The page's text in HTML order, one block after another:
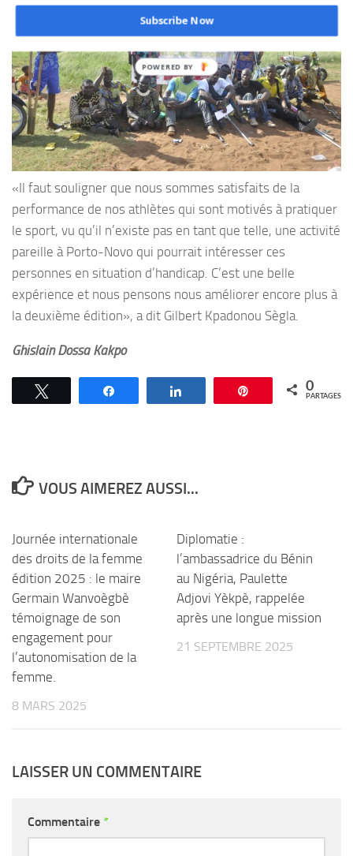
«Il faut souligner que nous sommes satisfaits de la
performance de nos athlètes qui sont motivés à pratiquer
le sport, vu qu’il n’existe pas en tant que telle, une activité
pareille à Porto-Novo qui pourrait intéresser ces
personnes en situation d’handicap. C’est une belle
expérience et nous pensons nous améliorer encore plus à
la deuxième édition», a dit Gilbert Kpadonou Sègla.
Ghislain Dossa Kakpo
Épingle 0
PARTAGES
VOUS AIMEREZ AUSSI...
Journée internationale
des droits de la femme
édition 2025 : le maire
Germain Wanvoègbè
témoignage de son
engagement pour
l’autonomisation de la
femme.
8 MARS 2025
Diplomatie :
l’ambassadrice du Bénin
au Nigéria, Paulette
Adjovi Yèkpè, rappelée
après une longue mission
21 SEPTEMBRE 2025
LAISSER UN COMMENTAIRE
Commentaire *
Subscribe Now